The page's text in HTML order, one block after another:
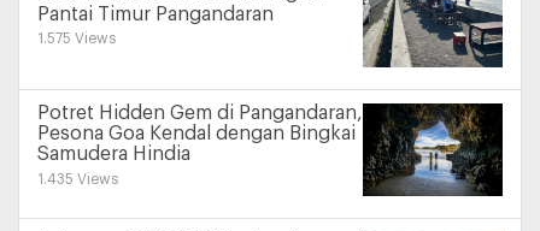
Pantai Timur Pangandaran
1.575 Views
Potret Hidden Gem di Pangandaran,
Pesona Goa Kendal dengan Bingkai
Samudera Hindia
1.435 Views